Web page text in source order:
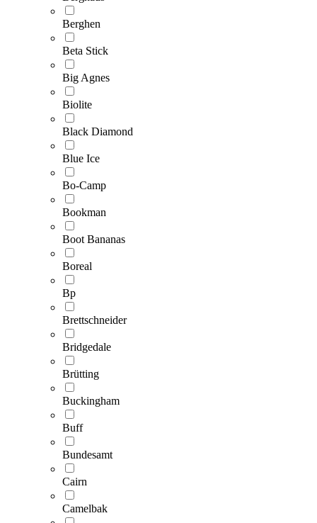
Berghen
Beta Stick
Big Agnes
Biolite
Black Diamond
Blue Ice
Bo-Camp
Bookman
Boot Bananas
Boreal
Bp
Brettschneider
Bridgedale
Brütting
Buckingham
Buff
Bundesamt
Cairn
Camelbak